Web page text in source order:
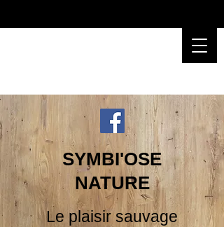
SYMBI'OSE
NATURE
Le plaisir sauvage